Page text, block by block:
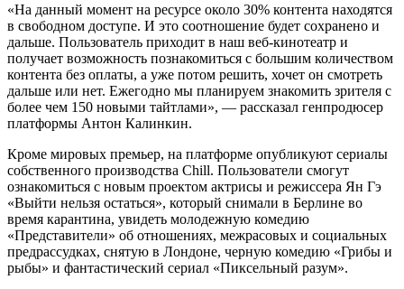
«На данный момент на ресурсе около 30% контента находятся
в свободном доступе. И это соотношение будет сохранено и
дальше. Пользователь приходит в наш веб-кинотеатр и
получает возможность познакомиться с большим количеством
контента без оплаты, а уже потом решить, хочет он смотреть
дальше или нет. Ежегодно мы планируем знакомить зрителя с
более чем 150 новыми тайтлами», — рассказал генпродюсер
платформы Антон Калинкин.
Кроме мировых премьер, на платформе опубликуют сериалы
собственного производства Chill. Пользователи смогут
ознакомиться с новым проектом актрисы и режиссера Ян Гэ
«Выйти нельзя остаться», который снимали в Берлине во
время карантина, увидеть молодежную комедию
«Представители» об отношениях, межрасовых и социальных
предрассудках, снятую в Лондоне, черную комедию «Грибы и
рыбы» и фантастический сериал «Пиксельный разум».